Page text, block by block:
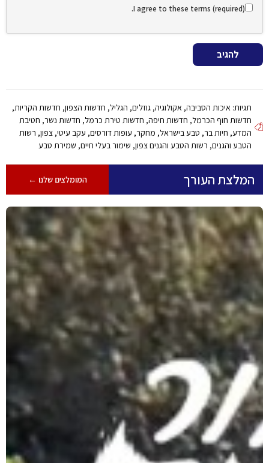
I agree to these terms (required).
תגיות:איכות הסביבה,אקולוגיה,גוזלים,הגליל ,חדשות הצפון ,חדשות הקריות,
חדשות חוף הכרמל,חדשות חיפה ,חדשות טירת כרמל ,חדשות נשר, חטיבת
המדע,חיות בר,טבע בישראל,מחקר,עופות דורסים,עקב עיטי, צפון, רשות
הטבע והגנים,רשות הטבע והגנים צפון,שימור בעלי חיים, שמירת טבע
העורך המומלצים שלנו ←